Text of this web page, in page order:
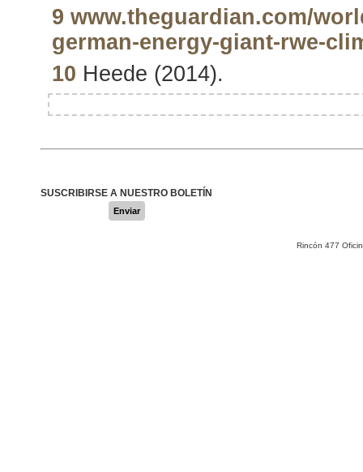
9 www.theguardian.com/
german-energy-giant-rwe-
10 Heede (2014).
SUSCRIBIRSE A NUESTRO BOLETÍN
Enviar
Rincón 477